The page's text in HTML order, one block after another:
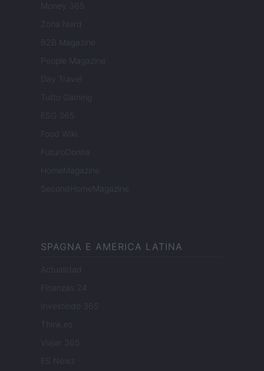
Money 365
Zona Nerd
B2B Magazine
People Magazine
Day Travel
Tutto Gaming
ESG 365
Food Wiki
FuturoDonna
HomeMagazine
SecondHomeMagazine
SPAGNA E AMERICA LATINA
Actualidad
Finanzas 24
Investindo 365
Think.es
Viajar 365
ES Newz